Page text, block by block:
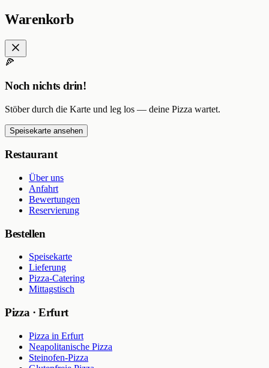
Warenkorb
🍕
Noch nichts drin!
Stöber durch die Karte und leg los — deine Pizza wartet.
Speisekarte ansehen
Restaurant
Über uns
Anfahrt
Bewertungen
Reservierung
Bestellen
Speisekarte
Lieferung
Pizza-Catering
Mittagstisch
Pizza · Erfurt
Pizza in Erfurt
Neapolitanische Pizza
Steinofen-Pizza